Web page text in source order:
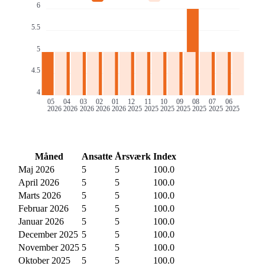
05
2026
04
2026
03
2026
02
2026
01
2026
12
2025
11
2025
10
2025
09
2025
08
2025
07
2025
06
2025
4
4.5
5
5.5
6
Måned Ansatte Årsværk Index
Maj 2026
5 5
100.0
April 2026
5 5
100.0
Marts 2026
5 5
100.0
Februar 2026
5 5
100.0
Januar 2026
5 5
100.0
December 2025 5 5
100.0
November 2025 5 5
100.0
Oktober 2025
5 5
100.0